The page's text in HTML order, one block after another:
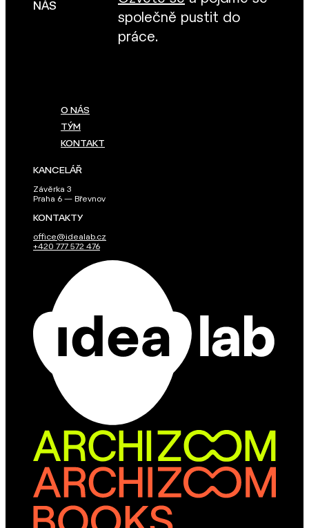
NÁS
společně pustit do
práce.
O NÁS
TÝM
KONTAKT
KANCELÁŘ
Závěrka 3
Praha 6 — Břevnov
KONTAKTY
office@idealab.cz
+420 777 572 476